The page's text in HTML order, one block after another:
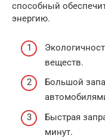
способный
энергию.
веществ.
Большой
Быстрая
минут.